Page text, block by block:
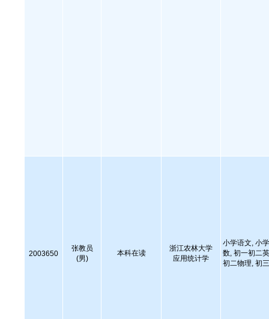
2003650
张教员
(男)
本科在读
浙江农林大学
应用统计学
小学语文, 小
数, 初一初二
初二物理, 初